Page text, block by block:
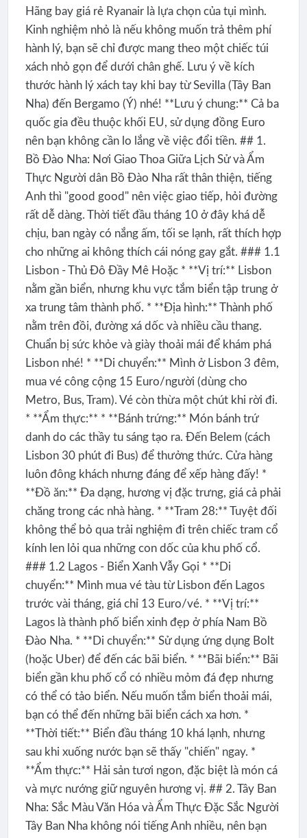
Hãng bay giá rẻ Ryanair là lựa chọn của tụi mình.
Kinh nghiệm nhỏ là nếu không muốn trả thêm phí
hành lý, bạn sẽ chỉ được mang theo một chiếc túi
xách nhỏ gọn để dưới chân ghế. Lưu ý về kích
thước hành lý xách tay khi bay từ Sevilla (Tây Ban
Nha) đến Bergamo (Ý) nhé! **Lưu ý chung:** Cả ba
quốc gia đều thuộc khối EU, sử dụng đồng Euro
nên bạn không cần lo lắng về việc đổi tiền. ## 1.
Bồ Đào Nha: Nơi Giao Thoa Giữa Lịch Sử và Ẩm
Thực Người dân Bồ Đào Nha rất thân thiện, tiếng
Anh thì "good good" nên việc giao tiếp, hỏi đường
rất dễ dàng. Thời tiết đầu tháng 10 ở đây khá dễ
chịu, ban ngày có nắng ấm, tối se lạnh, rất thích hợp
cho những ai không thích cái nóng gay gắt. ### 1.1
Lisbon - Thủ Đô Đầy Mê Hoặc * **Vị trí:** Lisbon
nằm gần biển, nhưng khu vực tắm biển tập trung ở
xa trung tâm thành phố. * **Địa hình:** Thành phố
nằm trên đồi, đường xá dốc và nhiều cầu thang.
Chuẩn bị sức khỏe và giày thoải mái để khám phá
Lisbon nhé! * **Di chuyển:** Mình ở Lisbon 3 đêm,
mua vé công cộng 15 Euro/người (dùng cho
Metro, Bus, Tram). Vé còn thừa một chút khi rời đi.
* **Ẩm thực:** * **Bánh trứng:** Món bánh trứ
danh do các thầy tu sáng tạo ra. Đến Belem (cách
Lisbon 30 phút đi Bus) để thưởng thức. Cửa hàng
luôn đông khách nhưng đáng để xếp hàng đấy! *
**Đồ ăn:** Đa dạng, hương vị đặc trưng, giá cả phải
chăng trong các nhà hàng. * **Tram 28:** Tuyệt đối
không thể bỏ qua trải nghiệm đi trên chiếc tram cổ
kính len lỏi qua những con dốc của khu phố cổ.
### 1.2 Lagos - Biển Xanh Vẫy Gọi * **Di
chuyển:** Mình mua vé tàu từ Lisbon đến Lagos
trước vài tháng, giá chỉ 13 Euro/vé. * **Vị trí:**
Lagos là thành phố biển xinh đẹp ở phía Nam Bồ
Đào Nha. * **Di chuyển:** Sử dụng ứng dụng Bolt
(hoặc Uber) để đến các bãi biển. * **Bãi biển:** Bãi
biển gần khu phố cổ có nhiều mỏm đá đẹp nhưng
có thể có tảo biển. Nếu muốn tắm biển thoải mái,
bạn có thể đến những bãi biển cách xa hơn. *
**Thời tiết:** Biển đầu tháng 10 khá lạnh, nhưng
sau khi xuống nước bạn sẽ thấy "chiến" ngay. *
**Ẩm thực:** Hải sản tươi ngon, đặc biệt là món cá
và mực nướng giữ nguyên hương vị. ## 2. Tây Ban
Nha: Sắc Màu Văn Hóa và Ẩm Thực Đặc Sắc Người
Tây Ban Nha không nói tiếng Anh nhiều, nên bạn